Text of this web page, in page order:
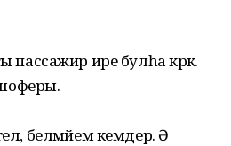
пассажир ире булһа кәрәк.
белмәйем кемдер. Ә